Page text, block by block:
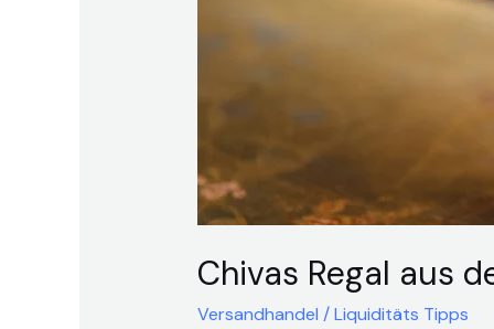
Chivas Regal aus
Versandhandel /Liquiditäts Tipps